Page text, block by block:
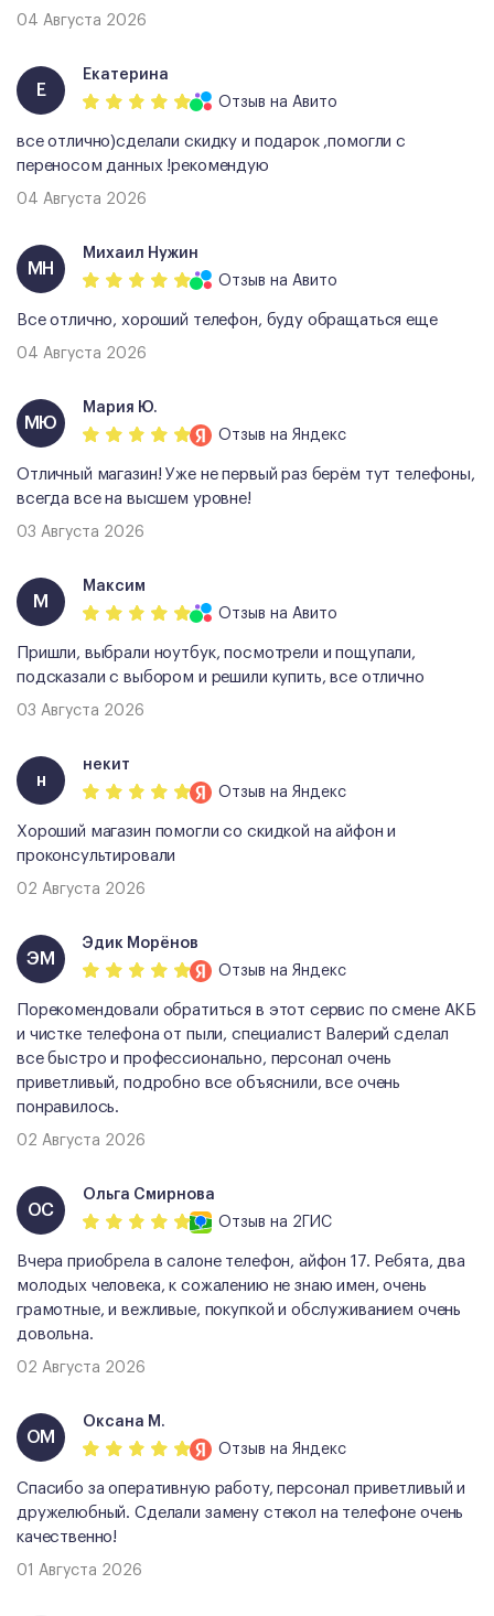
04 Августа 2026
Е
Екатерина
Отзыв на Авито
все отлично)сделали скидку и подарок ,помогли с
переносом данных !рекомендую
04 Августа 2026
МН
Михаил Нужин
Отзыв на Авито
Все отлично, хороший телефон, буду обращаться еще
04 Августа 2026
МЮ
Мария Ю.
Отзыв на Яндекс
Отличный магазин! Уже не первый раз берём тут телефоны,
всегда все на высшем уровне!
03 Августа 2026
М
Максим
Отзыв на Авито
Пришли, выбрали ноутбук, посмотрели и пощупали,
подсказали с выбором и решили купить, все отлично
03 Августа 2026
н
некит
Отзыв на Яндекс
Хороший магазин помогли со скидкой на айфон и
проконсультировали
02 Августа 2026
ЭМ
Эдик Морёнов
Отзыв на Яндекс
Порекомендовали обратиться в этот сервис по смене АКБ
и чистке телефона от пыли, специалист Валерий сделал
все быстро и профессионально, персонал очень
приветливый, подробно все объяснили, все очень
понравилось.
02 Августа 2026
ОС
Ольга Смирнова
Отзыв на 2ГИС
Вчера приобрела в салоне телефон, айфон 17. Ребята, два
молодых человека, к сожалению не знаю имен, очень
грамотные, и вежливые, покупкой и обслуживанием очень
довольна.
02 Августа 2026
ОМ
Оксана М.
Отзыв на Яндекс
Спасибо за оперативную работу, персонал приветливый и
дружелюбный. Сделали замену стекол на телефоне очень
качественно!
01 Августа 2026